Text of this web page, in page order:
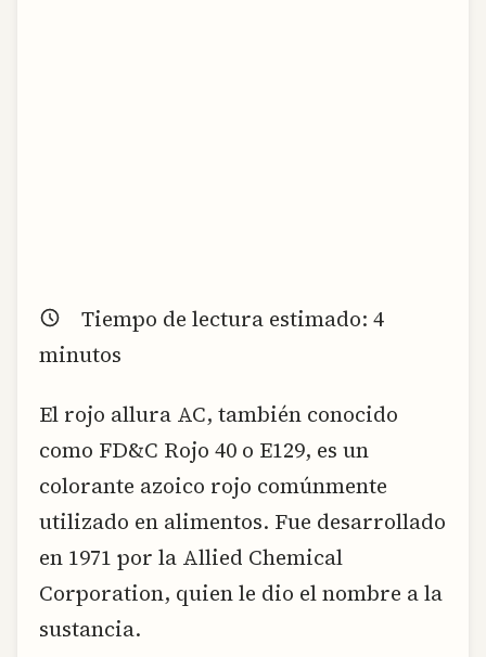
Tiempo de lectura estimado: 4
minutos
El rojo allura AC, también conocido
como FD&C Rojo 40 o E129, es un
colorante azoico rojo comúnmente
utilizado en alimentos. Fue desarrollado
en 1971 por la Allied Chemical
Corporation, quien le dio el nombre a la
sustancia.